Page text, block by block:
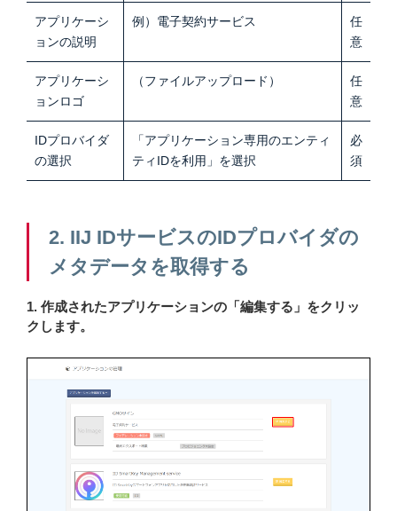
アプリケーシ
ョンの説明
例）電子契約サービス
任
意
アプリケーシ
ョンロゴ
（ファイルアップロード）
任
意
IDプロバイダ
の選択
「アプリケーション専用のエンティ
ティIDを利用」を選択
必
須
2. IIJ IDサービスのIDプロバイダの
メタデータを取得する
1. 作成されたアプリケーションの「編集する」をクリッ
クします。